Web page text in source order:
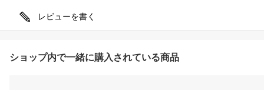
レビューを書く
ショップ内で一緒に購入されている商品